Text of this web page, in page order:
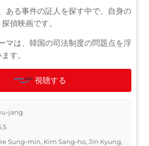
ある事件の証人を探す中で、自身の
偵映画です。
マは、韓国の司法制度の問題点を浮
す。
視聴する
jang
Sung-min, Kim Sang-ho, Jin Kyung,